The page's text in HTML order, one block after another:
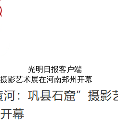
光明日报客户端
影艺术展在河南郑州开幕